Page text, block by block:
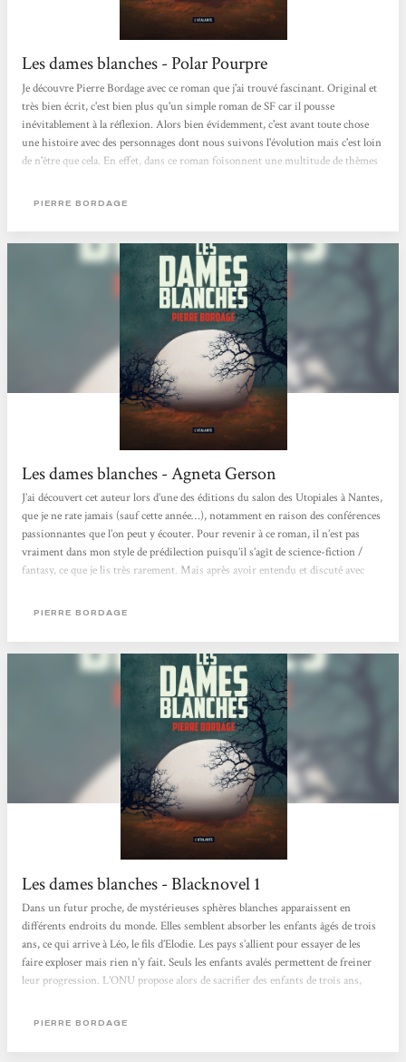
Les dames blanches - Polar Pourpre
Je découvre Pierre Bordage avec ce roman que j'ai trouvé fascinant. Original et
très bien écrit, c'est bien plus qu'un simple roman de SF car il pousse
inévitablement à la réflexion. Alors bien évidemment, c'est avant toute chose
une histoire avec des personnages dont nous suivons l'évolution mais c'est loin
de n'être que cela. En effet, dans ce roman foisonnent une multitude de thèmes
technologies, communication, ...), sans que pour autant cela ne donne
PIERRE BORDAGE
Les dames blanches - Agneta Gerson
J’ai découvert cet auteur lors d’une des éditions du salon des Utopiales à Nantes,
que je ne rate jamais (sauf cette année…), notamment en raison des conférences
passionnantes que l’on peut y écouter. Pour revenir à ce roman, il n’est pas
vraiment dans mon style de prédilection puisqu’il s’agît de science-fiction /
fantasy, ce que je lis très rarement. Mais après avoir entendu et discuté avec
imaginaire. Empreint d’humanité et mettant sa plume au service de...
PIERRE BORDAGE
Les dames blanches - Blacknovel 1
Dans un futur proche, de mystérieuses sphères blanches apparaissent en
différents endroits du monde. Elles semblent absorber les enfants âgés de trois
ans, ce qui arrive à Léo, le fils d’Elodie. Les pays s’allient pour essayer de les
faire exploser mais rien n’y fait. Seuls les enfants avalés permettent de freiner
leur progression. L’ONU propose alors de sacrifier des enfants de trois ans,
d’un enfant de chaque couple. Ce roman est rythmé par des chapitres d’une
PIERRE BORDAGE